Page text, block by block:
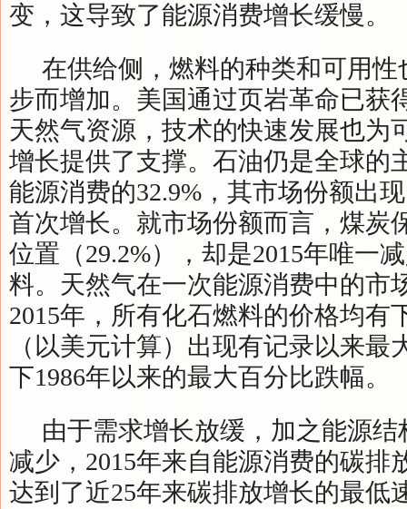
变，这导致了能源消费增长缓慢。
在供给侧，燃料的种类和可用
步而增加。美国通过页岩革命已获
天然气资源，技术的快速发展也为
增长提供了支撑。石油仍是全球的
能源消费的32.9%，其市场份额出
首次增长。就市场份额而言，煤炭
位置（29.2%），却是2015年唯一
料。天然气在一次能源消费中的市
2015年，所有化石燃料的价格均有
（以美元计算）出现有记录以来最
下1986年以来的最大百分比跌幅。
由于需求增长放缓，加之能源
减少，2015年来自能源消费的碳排
达到了近25年来碳排放增长的最低